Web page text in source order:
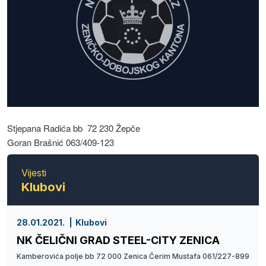
Stjepana Radića bb 72 230 Žepče
Goran Brašnić 063/409-123
Vijesti
Klubovi
28.01.2021. Klubovi
NK ČELIČNI GRAD STEEL-CITY ZENICA
Kamberovića polje bb 72 000 Zenica Čerim Mustafa 061/227-899